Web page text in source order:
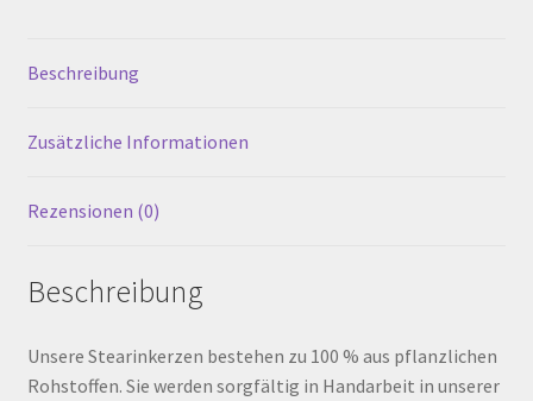
Widerrufsbelehrung
Zahlungsarten
Beschreibung
Zusätzliche Informationen
Rezensionen (0)
Beschreibung
Unsere Stearinkerzen bestehen zu 100 % aus pflanzlichen
Rohstoffen. Sie werden sorgfältig in Handarbeit in unserer